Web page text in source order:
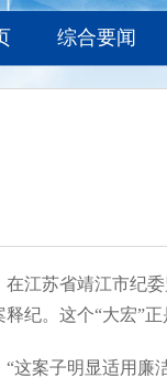
综合要闻
在江苏省靖江市纪
释纪。这个“大宏”
“这案子明显适用廉